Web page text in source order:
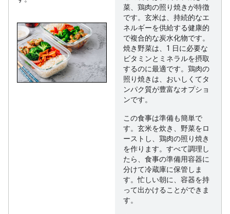
菜、鶏肉の照り焼きが特徴
です。玄米は、持続的なエ
ネルギーを供給する健康的
で複合的な炭水化物です。
焼き野菜は、1 日に必要な
ビタミンとミネラルを摂取
するのに最適です。鶏肉の
照り焼きは、おいしくてタ
ンパク質が豊富なオプショ
ンです。
この食事は準備も簡単で
す。玄米を炊き、野菜をロ
ーストし、鶏肉の照り焼き
を作ります。すべて調理し
たら、食事の準備用容器に
分けて冷蔵庫に保管しま
す。忙しい朝に、容器を持
って出かけることができま
す。